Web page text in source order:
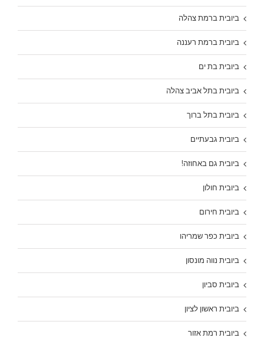
ביובית ברמת צהלה
ביובית ברמת רעננה
ביובית בת ים
ביובית בתל אביב צהלה
ביובית בתל ברוך
ביובית גבעתיים
ביובית גם באחוזה!
ביובית חולון
ביובית חירום
ביובית כפר שמריהו
ביובית נווה מונסון
ביובית סביון
ביובית ראשון לציון
ביובית רמת אזור